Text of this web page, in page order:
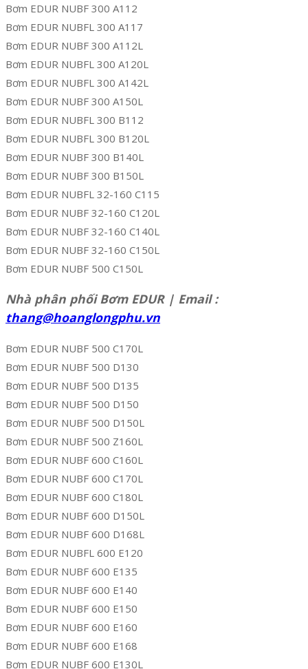
Bơm EDUR NUBF 300 A112
Bơm EDUR NUBFL 300 A117
Bơm EDUR NUBF 300 A112L
Bơm EDUR NUBFL 300 A120L
Bơm EDUR NUBFL 300 A142L
Bơm EDUR NUBF 300 A150L
Bơm EDUR NUBFL 300 B112
Bơm EDUR NUBFL 300 B120L
Bơm EDUR NUBF 300 B140L
Bơm EDUR NUBF 300 B150L
Bơm EDUR NUBFL 32-160 C115
Bơm EDUR NUBF 32-160 C120L
Bơm EDUR NUBF 32-160 C140L
Bơm EDUR NUBF 32-160 C150L
Bơm EDUR NUBF 500 C150L
Nhà phân phối Bơm EDUR | Email :
thang@hoanglongphu.vn
Bơm EDUR NUBF 500 C170L
Bơm EDUR NUBF 500 D130
Bơm EDUR NUBF 500 D135
Bơm EDUR NUBF 500 D150
Bơm EDUR NUBF 500 D150L
Bơm EDUR NUBF 500 Z160L
Bơm EDUR NUBF 600 C160L
Bơm EDUR NUBF 600 C170L
Bơm EDUR NUBF 600 C180L
Bơm EDUR NUBF 600 D150L
Bơm EDUR NUBF 600 D168L
Bơm EDUR NUBFL 600 E120
Bơm EDUR NUBF 600 E135
Bơm EDUR NUBF 600 E140
Bơm EDUR NUBF 600 E150
Bơm EDUR NUBF 600 E160
Bơm EDUR NUBF 600 E168
Bơm EDUR NUBF 600 E130L